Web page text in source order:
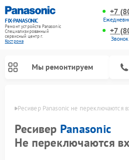
FIX-PANASONIC
Ремонт устройств Panasonic
Специализированный
cервисный центр г.
Кострома
+7
+7
Мы ремонтируем
Ресивер Panasonic не переключаются
Ресивер Panasonic
Не переключаются